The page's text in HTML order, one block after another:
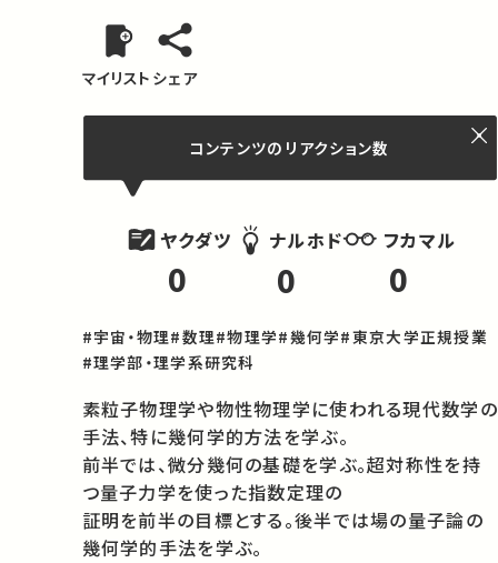
マイリスト シェア
コンテンツの リアクション数
ヤクダツ
0
ナルホド
0
フカマル
0
#宇宙・物理#数理#物理学#幾何学#東京大学正規授業
#理学部・理学系研究科
素粒子物理学や物性物理学に使われる現代数学の
手法、特に幾何学的方法を学ぶ。
前半では、微分幾何の基礎を学ぶ。超対称性を持
つ量子力学を使った指数定理の
証明を前半の目標とする。後半では場の量子論の
幾何学的手法を学ぶ。